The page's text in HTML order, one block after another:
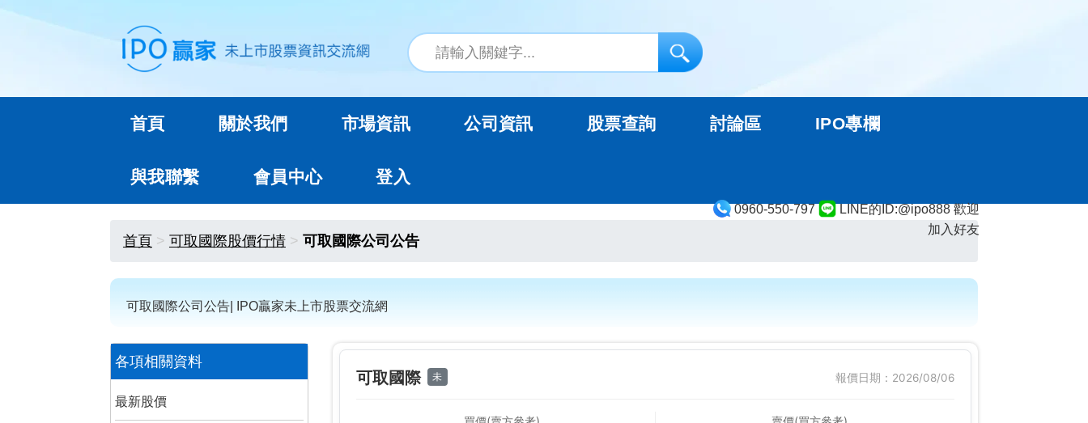
0960-550-797
LINE的ID:@ipo888 歡迎
加入好友
首頁 關於我們 市場資訊 公司資訊 股票查詢 討論區 IPO專欄
與我聯繫 會員中心 登入
首頁 可取國際股價行情 可取國際公司公告
可取國際公司公告| IPO贏家未上市股票交流網
各項相關資料
最新股價
可取國際 未 報價日期：2026/08/06